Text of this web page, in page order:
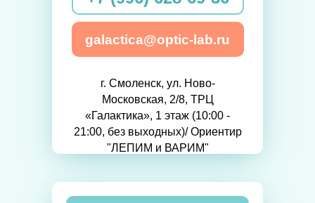
galactica@optic-lab.ru
г. Смоленск, ул. Ново-
Московская, 2/8, ТРЦ
«Галактика», 1 этаж (10:00 -
21:00, без выходных)/ Ориентир
"ЛЕПИМ и ВАРИМ"